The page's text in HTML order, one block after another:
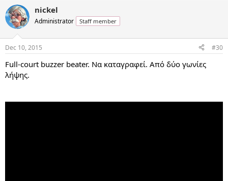
nickel
Administrator Staff member
Dec 10, 2015 #30
Full-court buzzer beater. Να καταγραφεί. Από δύο γωνίες
λήψης.